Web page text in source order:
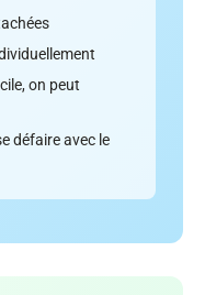
on peut
défaire avec le